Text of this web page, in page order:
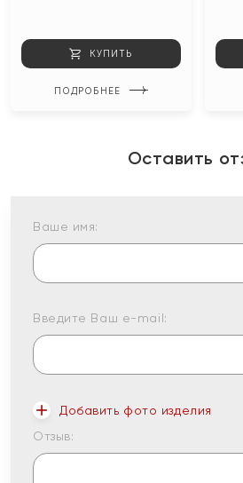
КУПИТЬ
ПОДРОБНЕЕ
Оставить
Ваше имя:
Введите Ваш e-mail:
Добавить фото изделия
Отзыв: